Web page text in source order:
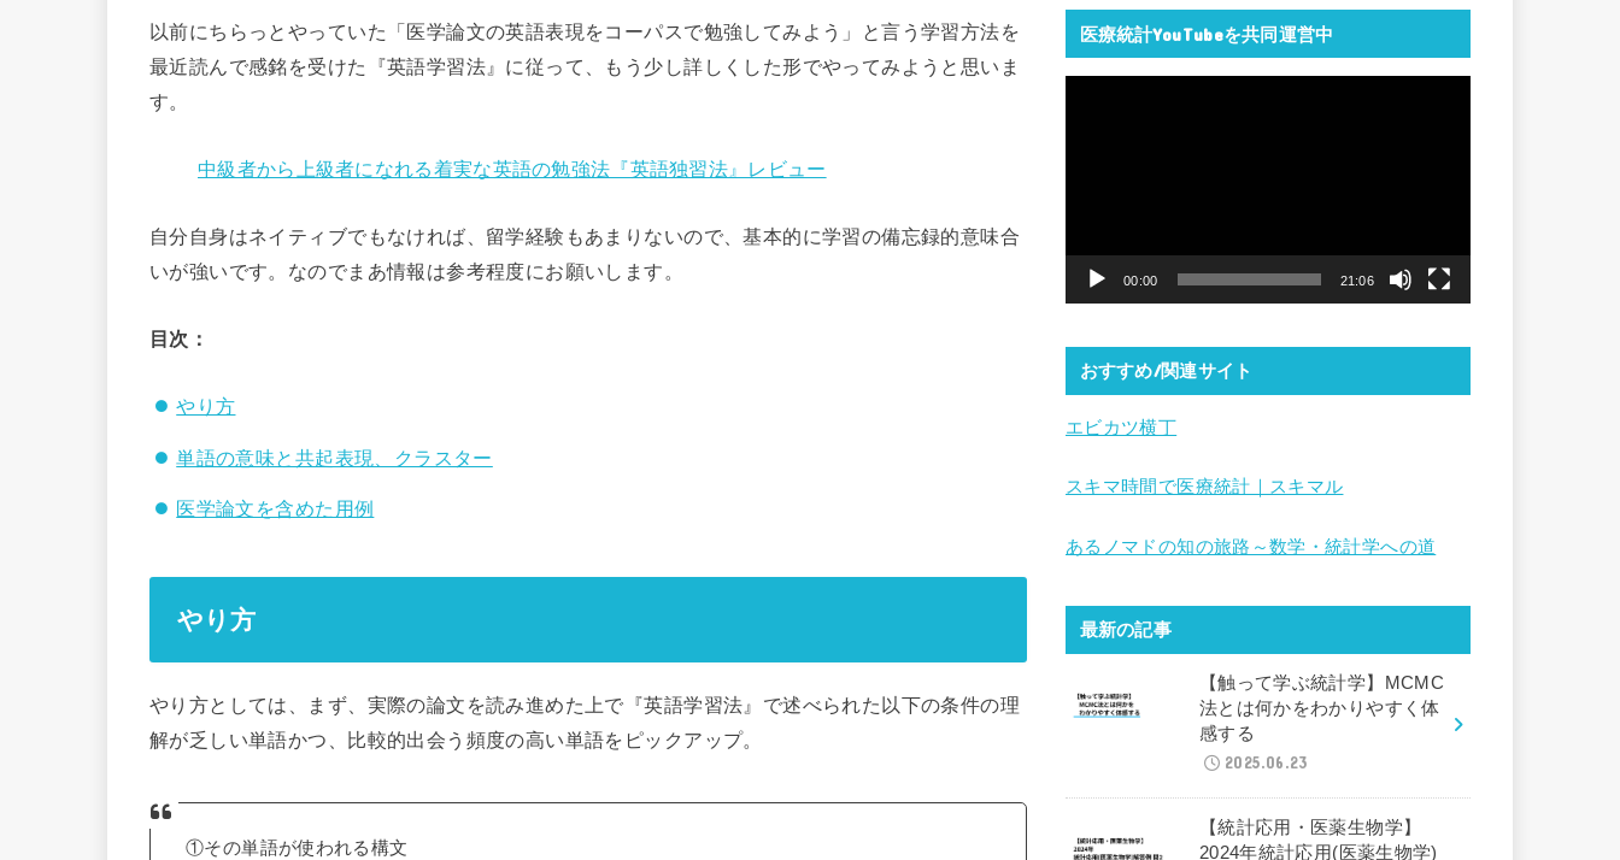
以前にちらっとやっていた「医学論文の英語表現をコーパスで勉強してみよう」と言う学習方法を
最近読んで感銘を受けた『英語学習法』に従って、もう少し詳しくした形でやってみようと思いま
す。
中級者から上級者になれる着実な英語の勉強法『英語独習法』レビュー
自分自身はネイティブでもなければ、留学経験もあまりないので、基本的に学習の備忘録的意味合
いが強いです。なのでまあ情報は参考程度にお願いします。
目次：
やり方
単語の意味と共起表現、クラスター
医学論文を含めた用例
やり方
やり方としては、まず、実際の論文を読み進めた上で『英語学習法』で述べられた以下の条件の理
解が乏しい単語かつ、比較的出会う頻度の高い単語をピックアップ。
①その単語が使われる構文
医療統計YouTubeを共同運営中
ヤ
00:00 21:06
おすすめ/関連サイト
エビカツ横丁
スキマ時間で医療統計｜スキマル
あるノマドの知の旅路～数学・統計学への道
最新の記事
【触って学ぶ統計学】MCMC
法とは何かをわかりやすく体
感する
2025.06.23
【統計応用・医薬生物学】
2024年統計応用(医薬生物学)